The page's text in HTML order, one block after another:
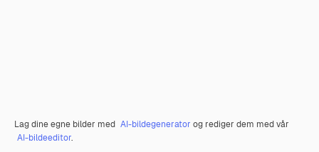
Lag dine egne bilder med AI-bildegenerator og rediger dem med vår
AI-bildeeditor.